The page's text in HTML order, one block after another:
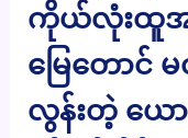
ကိုယ်လုံးထူအမ်
မြေတောင် မ
လွန်းတဲ့ ယေ